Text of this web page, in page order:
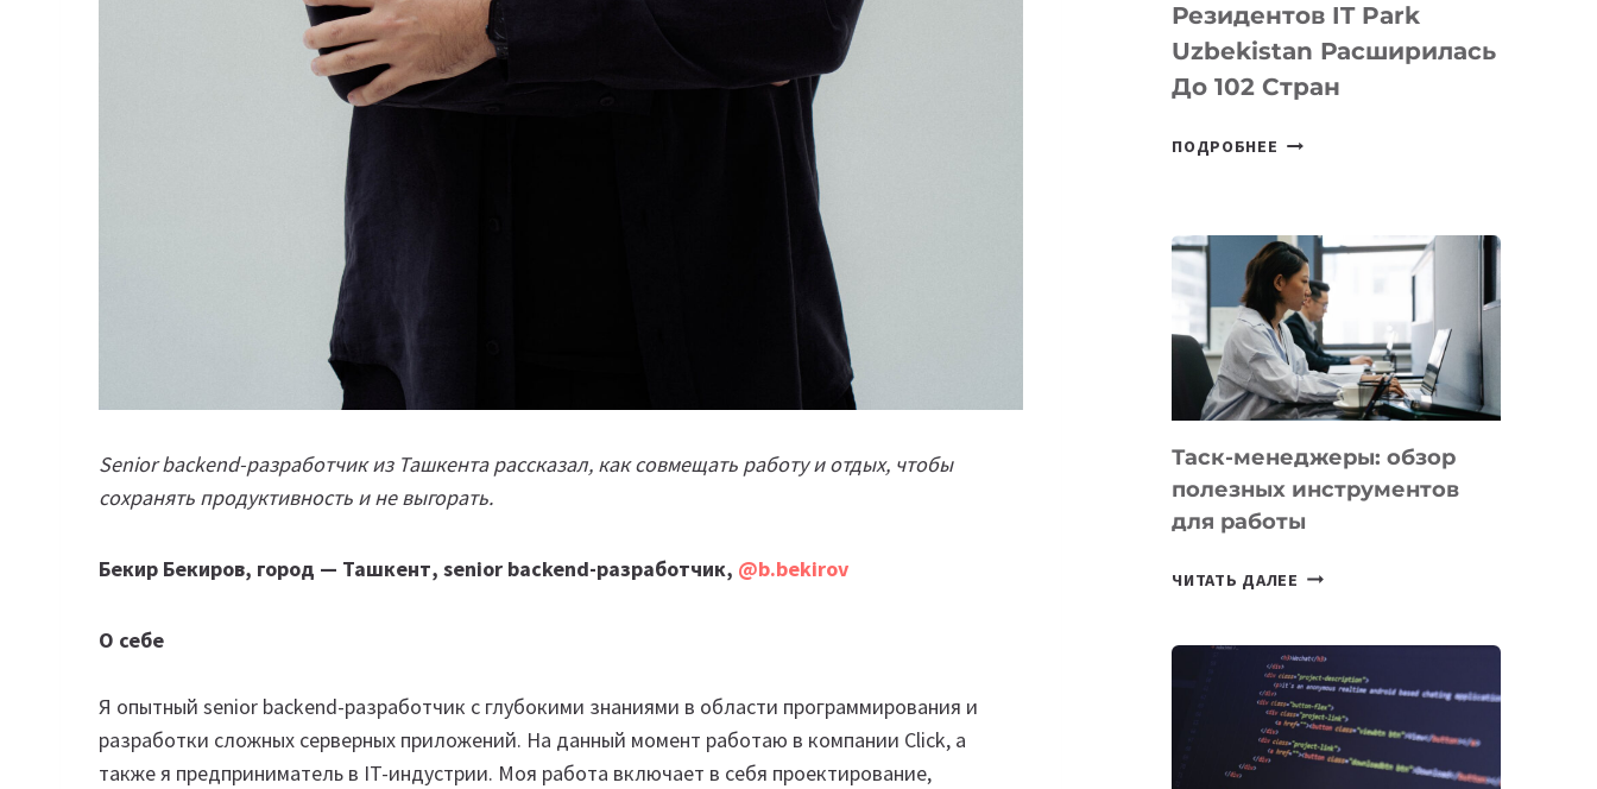
Senior backend-разработчик из Ташкента рассказал, как совмещать работу и отдых, чтобы
сохранять продуктивность и не выгорать.
Бекир Бекиров, город — Ташкент, senior backend-разработчик, @b.bekirov
О себе
Я опытный senior backend-разработчик с глубокими знаниями в области программирования и
разработки сложных серверных приложений. На данный момент работаю в компании Click, а
также я предприниматель в IT-индустрии. Моя работа включает в себя проектирование,
Резидентов IT Park
Uzbekistan Расширилась
До 102 Стран
ПОДРОБНЕЕ ГЕОГРАФИЯ
PARK
UZBEKISTAN
РАСШИРИЛАСЬ
ДО
102
СТРАН
Таск-менеджеры: обзор
полезных инструментов
для работы
ЧИТАТЬ ДАЛЕЕ ТАСК-
ПОЛЕЗНЫХ
ИНСТРУМЕНТОВ
ДЛЯ
РАБОТЫ